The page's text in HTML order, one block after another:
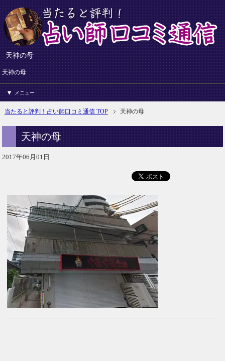
天神の母
天神の母
メニュー
当たると評判！占い師口コミ通信 TOP 天神の母
天神の母
2017年06月01日